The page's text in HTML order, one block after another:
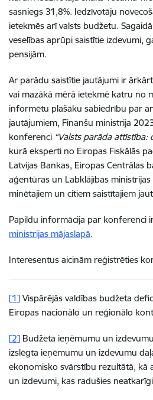
sasniegs 31,8%. Iedzīvotāju
ietekmēs arī valsts budžetu.
veselības aprūpi saistītie izdevumi,
pensijām.
Ar parādu saistītie jautājumi ir
vai mazākā mērā ietekmē katru no
informētu plašāku sabiedrību par
jautājumiem, Finanšu ministrija
konferenci “Valsts parāda
kurā eksperti no Eiropas Fiskālās
Latvijas Bankas, Eiropas Centrālas
aģentūras un Labklājības
minētajiem un citiem saistītajiem
Papildu informācija par konferenci
ministrijas mājaslapā.
Interesentus aicinām reģistrēties
[1] Vispārējās valdības budžeta
Eiropas nacionālo un reģionālo
[2] Budžeta ieņēmumu un
izslēgta ieņēmumu un izdevumu
ekonomisko svārstību rezultātā, kā
un izdevumi, kas radušies